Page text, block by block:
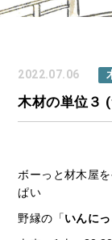
2022.07.06
木材の単位３
ボーっと材木屋
ぱい
野縁の「いんに